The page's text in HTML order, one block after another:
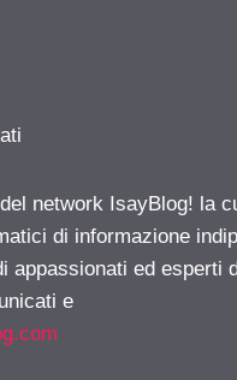
network IsayBlog! la
di informazione
appassionati ed esperti
e